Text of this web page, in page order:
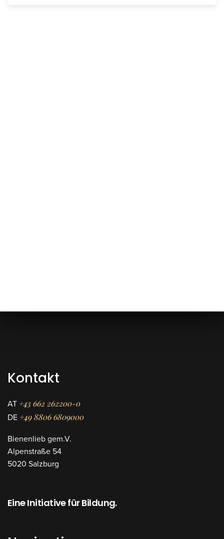
Kontakt
AT +43 662 262200-0
DE +49 8806 6809000
Bienenlieb gem.V.
Alpenstraße 54
5020 Salzburg
Eine Initiative für Bildung.